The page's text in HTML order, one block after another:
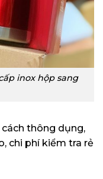
inox hộp sang
thông dụng,
chi phí kiểm tra rẻ